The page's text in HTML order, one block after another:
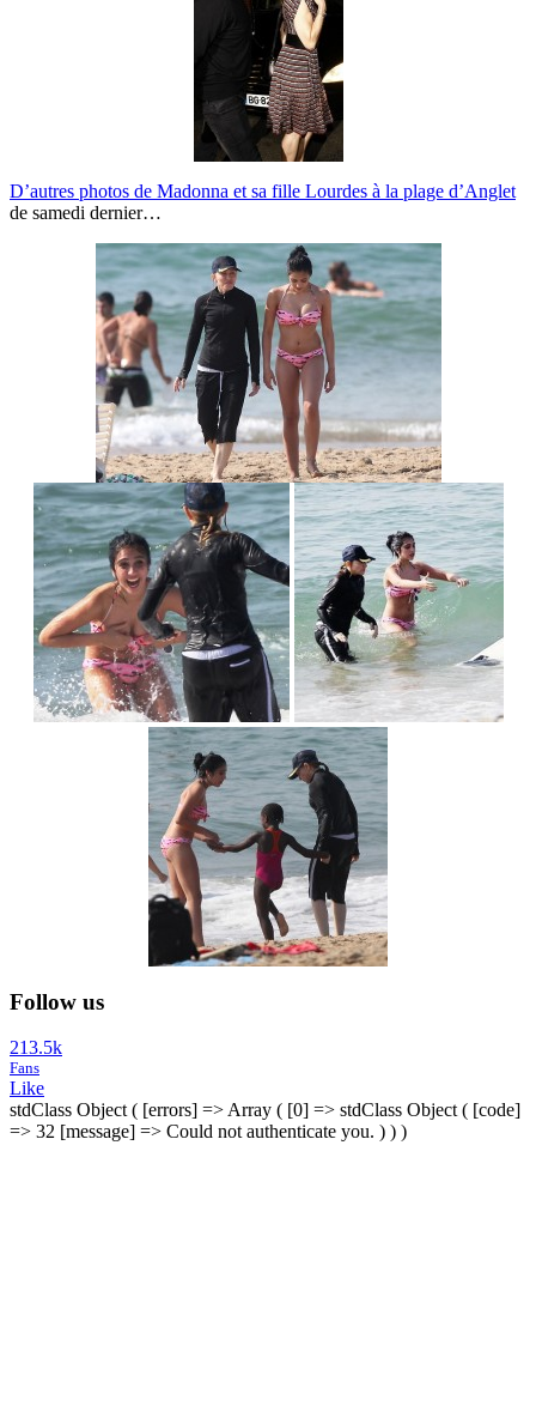
D’autres photos de Madonna et sa fille Lourdes à la plage d’Anglet
de samedi dernier…
Follow us
213.5k
Fans
Like
stdClass Object ( [errors] => Array ( [0] => stdClass Object ( [code]
=> 32 [message] => Could not authenticate you. ) ) )